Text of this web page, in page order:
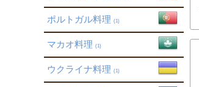
ポルトガル料理 (1)
マカオ料理 (1)
ウクライナ料理 (1)